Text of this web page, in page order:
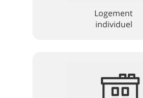
Logement
individuel